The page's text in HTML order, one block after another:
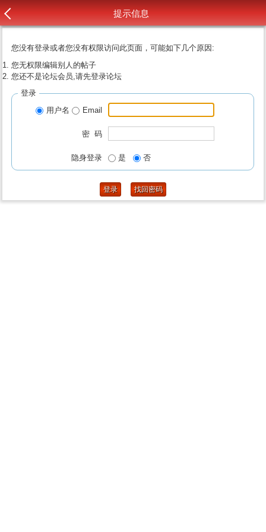
提示信息
您没有登录或者您没有权限访问此页面，可能如下几个原因:
您无权限编辑别人的帖子
您还不是论坛会员,请先登录论坛
登录
用户名
Email
密 码
隐身登录 是 否